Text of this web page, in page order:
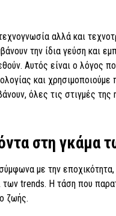
αλλά και
την ίδια γεύση και
Αυτός είναι ο λόγος
και
όλες τις στιγμές της
στη γκάμα
με την
trends. Η τάση που
ζωής.